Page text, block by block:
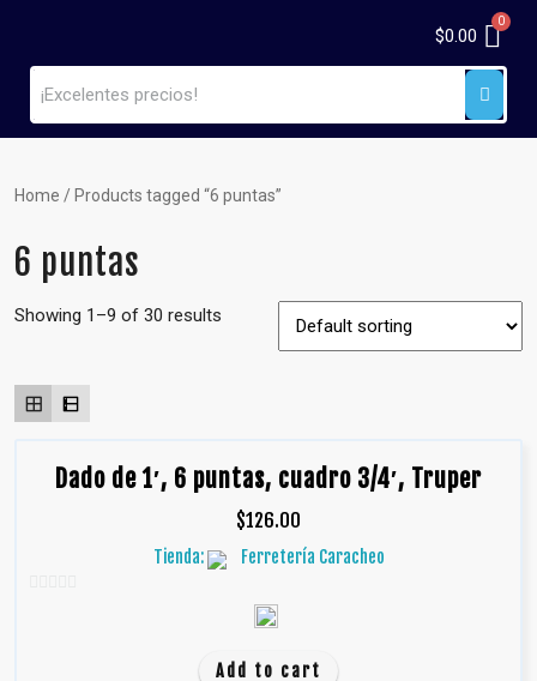
$0.00
Home / Products tagged “6 puntas”
6 puntas
Showing 1–9 of 30 results
Dado de 1′, 6 puntas, cuadro 3/4′, Truper
$126.00
Tienda: Ferretería Caracheo
Add to cart